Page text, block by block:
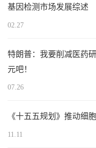
基因检测市场发展综述
02.27
特朗普：我要削减医药
元吧！
07.26
《十五五规划》推动细
11.11